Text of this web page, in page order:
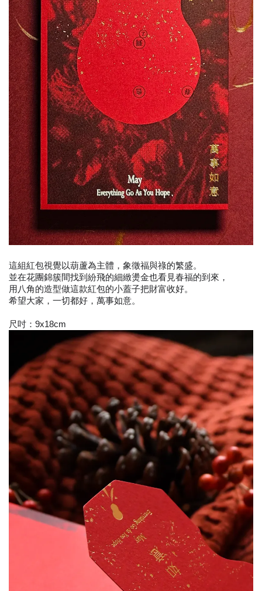
這組紅包視覺以葫蘆為主體，象徵福與祿的繁盛。
並在花團錦簇間找到紛飛的細緻燙金也看見春福的到來，
用八角的造型做這款紅包的小蓋子把財富收好。
希望大家，一切都好，萬事如意。
尺吋：9x18cm